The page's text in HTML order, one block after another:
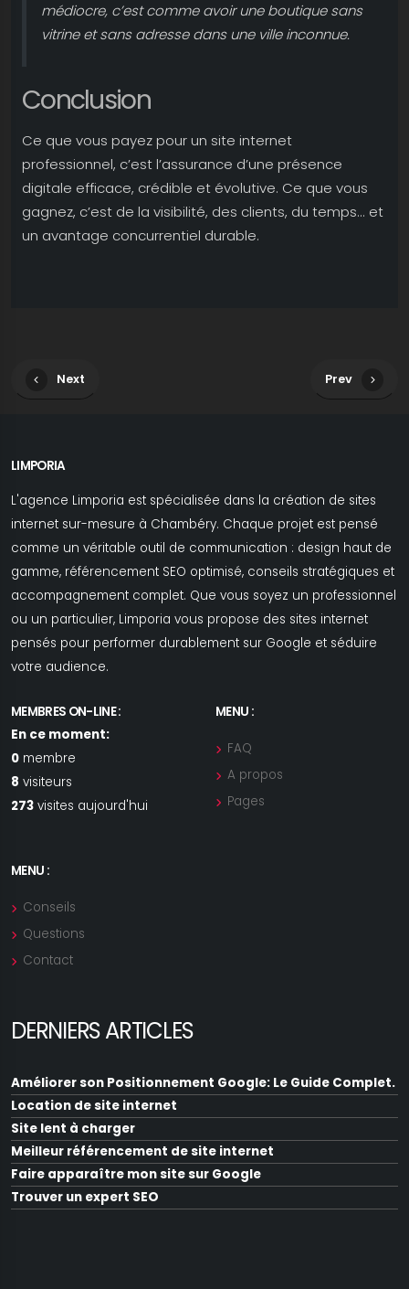
médiocre, c’est comme avoir une boutique sans
vitrine et sans adresse dans une ville inconnue.
Conclusion
Ce que vous payez pour un site internet
professionnel, c’est l’assurance d’une présence
digitale efficace, crédible et évolutive. Ce que vous
gagnez, c’est de la visibilité, des clients, du temps... et
un avantage concurrentiel durable.
Prev
Next
LIMPORIA
L'agence Limporia est spécialisée dans la création de sites
internet sur-mesure à Chambéry. Chaque projet est pensé
comme un véritable outil de communication : design haut de
gamme, référencement SEO optimisé, conseils stratégiques et
accompagnement complet. Que vous soyez un professionnel
ou un particulier, Limporia vous propose des sites internet
pensés pour performer durablement sur Google et séduire
votre audience.
MEMBRES ON-LINE :
En ce moment:
0 membre
8 visiteurs
273 visites aujourd'hui
MENU :
FAQ
A propos
Pages
MENU :
Conseils
Questions
Contact
DERNIERS ARTICLES
Améliorer son Positionnement Google: Le Guide Complet.
Location de site internet
Site lent à charger
Meilleur référencement de site internet
Faire apparaître mon site sur Google
Trouver un expert SEO